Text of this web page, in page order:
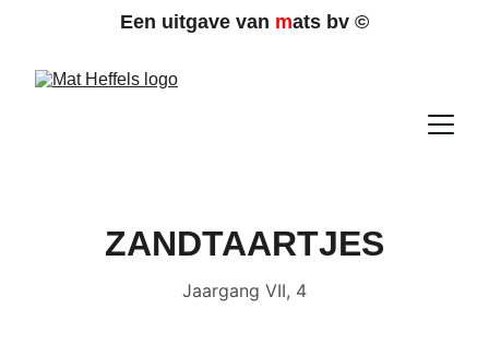
Een uitgave van mats bv ©
ZANDTAARTJES
Jaargang VII, 4